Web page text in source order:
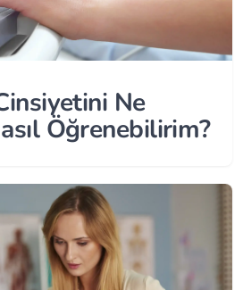
Ne
Öğrenebilirim?